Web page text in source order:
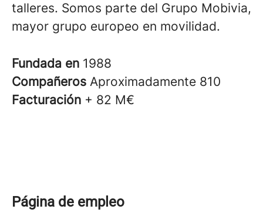
talleres. Somos parte del Grupo Mobivia,
mayor grupo europeo en movilidad.
Fundada en 1988
Compañeros Aproximadamente 810
Facturación + 82 M€
Página de empleo